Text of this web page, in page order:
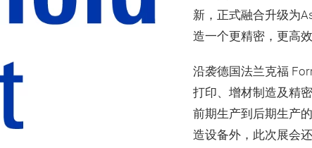
新，正式融合升级为
造一个更精密，更高
沿袭德国法兰克福
打印、增材制造及精
前期生产到后期生产
造设备外，此次展会